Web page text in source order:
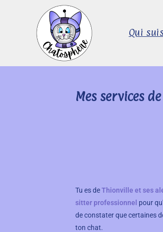
Qui
Mes services
Tu es deThionville et ses
sitter professionnel pour
de constater que certaines
ton chat.